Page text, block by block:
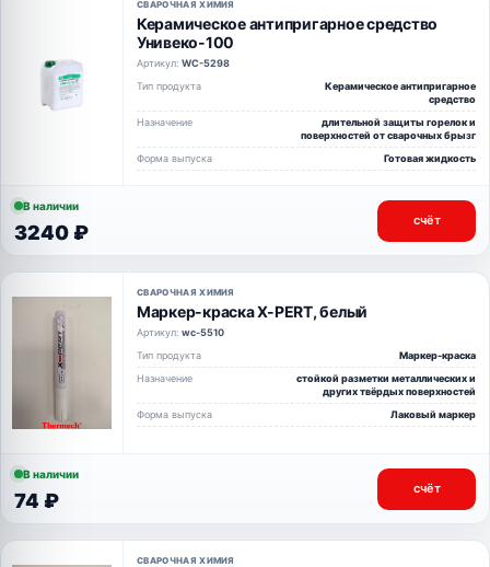
СВАРОЧНАЯ ХИМИЯ
Керамическое антипригарное средство
Унивеко-100
Артикул: WC-5298
Тип продукта
Керамическое антипригарное
средство
Назначение
длительной защиты горелок и
поверхностей от сварочных брызг
Форма выпуска
Готовая жидкость
В наличии
3240 ₽
счёт
СВАРОЧНАЯ ХИМИЯ
Маркер-краска X-PERT, белый
Артикул: wc-5510
Тип продукта
Маркер-краска
Назначение
стойкой разметки металлических и
других твёрдых поверхностей
Форма выпуска
Лаковый маркер
В наличии
74 ₽
счёт
СВАРОЧНАЯ ХИМИЯ